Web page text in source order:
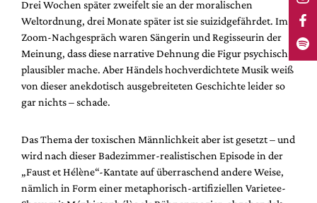
Drei Wochen später zweifelt sie an der moralischen
Weltordnung, drei Monate später ist sie suizidgefährdet. Im
Zoom-Nachgespräch waren Sängerin und Regisseurin der
Meinung, dass diese narrative Dehnung die Figur psychisch
plausibler mache. Aber Händels hochverdichtete Musik weiß
von dieser anekdotisch ausgebreiteten Geschichte leider so
gar nichts – schade.
Das Thema der toxischen Männlichkeit aber ist gesetzt – und
wird nach dieser Badezimmer-realistischen Episode in der
„Faust et Hélène“-Kantate auf überraschend andere Weise,
nämlich in Form einer metaphorisch-artifiziellen Varietee-